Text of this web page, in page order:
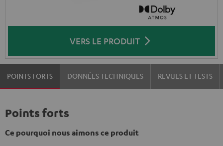
VERS LE PRODUIT
POINTS FORTS DONNÉES TECHNIQUES REVUES ET TESTS
Points forts
Ce pourquoi nous aimons ce produit